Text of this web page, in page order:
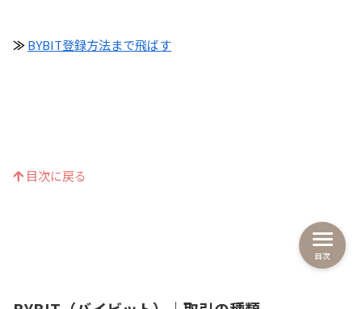
≫BYBIT登録方法まで飛ばす
目次に戻る
目次